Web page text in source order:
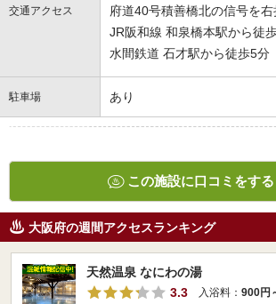
交通アクセス
府道40号積善橋北の信号を右
JR阪和線 和泉橋本駅から徒
水間鉄道 石才駅から徒歩5分
駐車場 あり
この施設に口コミをする
大阪府の週間アクセスランキング
天然温泉 なにわの湯
3.3
入浴料： 900円